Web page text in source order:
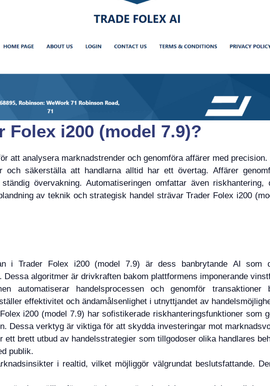
Folex i200 (model 7.9)?
att analysera marknadstrender och genomföra affärer med
och säkerställa att handlarna alltid har ett övertag. Affärer
övervakning. Automatiseringen omfattar även
av teknik och strategisk handel strävar Trader Folex i200
i Trader Folex i200 (model 7.9) är dess banbrytande AI som
Dessa algoritmer är drivkraften bakom plattformens imponerande
automatiserar handelsprocessen och genomför
effektivitet och ändamålsenlighet i utnyttjandet av
i200 (model 7.9) har sofistikerade riskhanteringsfunktioner som
Dessa verktyg är viktiga för att skydda investeringar mot
ett brett utbud av handelsstrategier som tillgodoser olika handlares
publik.
i realtid, vilket möjliggör välgrundat beslutsfattande.